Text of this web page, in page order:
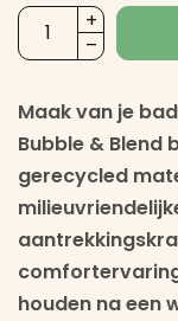
Maak van je
Bubble & Blend
gerecycled
houden na een